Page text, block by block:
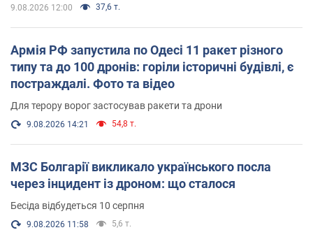
9.08.2026 12:00 37,6 т.
Армія РФ запустила по Одесі 11 ракет різного
типу та до 100 дронів: горіли історичні будівлі, є
постраждалі. Фото та відео
Для терору ворог застосував ракети та дрони
9.08.2026 14:21 54,8 т.
МЗС Болгарії викликало українського посла
через інцидент із дроном: що сталося
Бесіда відбудеться 10 серпня
9.08.2026 11:58 5,6 т.